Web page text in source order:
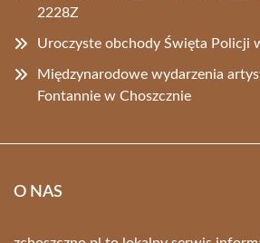
2228Z
Uroczyste obchody Święta Policji
Międzynarodowe wydarzenia
Fontannie w Choszcznie
O NAS